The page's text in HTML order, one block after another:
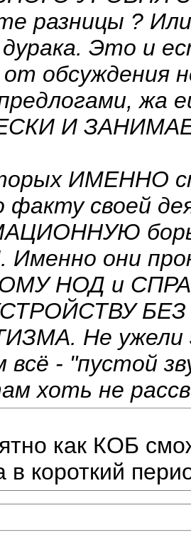
разницы ?
дурака. Это и
обсуждения
жа
И
ИМЕННО
факту своей
они
НОД и
Не ужели
всё - "пустой
хоть не
как КОБ
в короткий